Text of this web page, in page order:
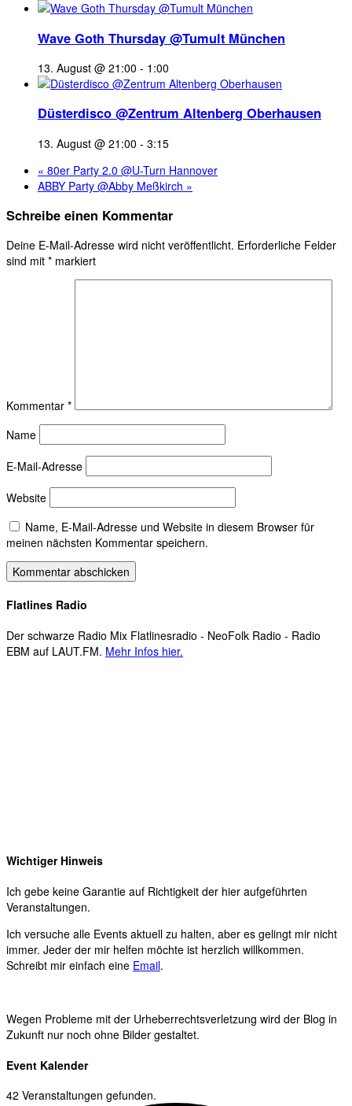
Wave Goth Thursday @Tumult München
13. August @ 21:00 - 1:00
Düsterdisco @Zentrum Altenberg Oberhausen
13. August @ 21:00 - 3:15
« 80er Party 2.0 @U-Turn Hannover
ABBY Party @Abby Meßkirch »
Schreibe einen Kommentar
Deine E-Mail-Adresse wird nicht veröffentlicht. Erforderliche Felder
sind mit * markiert
Kommentar *
Name
E-Mail-Adresse
Website
Name, E-Mail-Adresse und Website in diesem Browser für
meinen nächsten Kommentar speichern.
Flatlines Radio
Der schwarze Radio Mix Flatlinesradio - NeoFolk Radio - Radio
EBM auf LAUT.FM. Mehr Infos hier.
Wichtiger Hinweis
Ich gebe keine Garantie auf Richtigkeit der hier aufgeführten
Veranstaltungen.
Ich versuche alle Events aktuell zu halten, aber es gelingt mir nicht
immer. Jeder der mir helfen möchte ist herzlich willkommen.
Schreibt mir einfach eine Email.
Wegen Probleme mit der Urheberrechtsverletzung wird der Blog in
Zukunft nur noch ohne Bilder gestaltet.
Event Kalender
42 Veranstaltungen gefunden.